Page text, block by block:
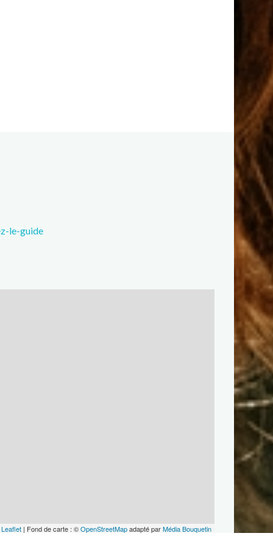
le-guide
Leaflet | Fond de carte : ©OpenStreetMapadapté parMédia Bouquetin